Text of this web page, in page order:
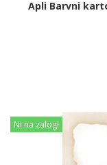
Apli Barvni
Ni na zalogi